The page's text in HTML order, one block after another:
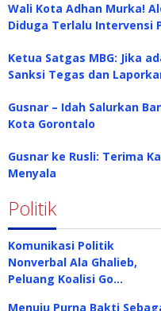
Wali Kota Adhan Murka!
Diduga Terlalu Intervensi
Ketua Satgas MBG: Jika
Sanksi Tegas dan
Gusnar – Idah Salurkan
Kota Gorontalo
Gusnar ke Rusli: Terima
Menyala
Politik
Komunikasi Politik
Nonverbal Ala Ghalieb,
Peluang Koalisi Go…
Menuju Purna Bakti